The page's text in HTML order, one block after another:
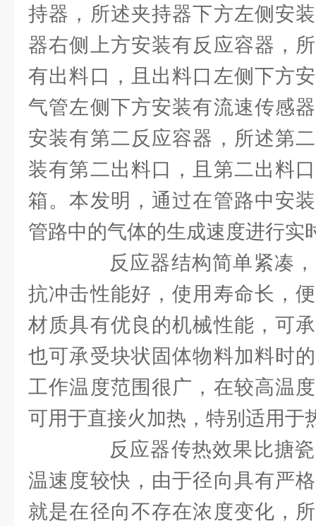
持器，所述夹持器下方左侧安
器右侧上方安装有反应容器，
有出料口，且出料口左侧下方
气管左侧下方安装有流速传感
安装有第二反应容器，所述第
装有第二出料口，且第二出料
箱。本发明，通过在管路中安
管路中的气体的生成速度进行实
反应器结构简单紧凑，
抗冲击性能好，使用寿命长，
材质具有优良的机械性能，可
也可承受块状固体物料加料时
工作温度范围很广，在较高温
可用于直接火加热，特别适用于
反应器传热效果比搪瓷
温速度较快，由于径向具有严
就是在径向不存在浓度变化，